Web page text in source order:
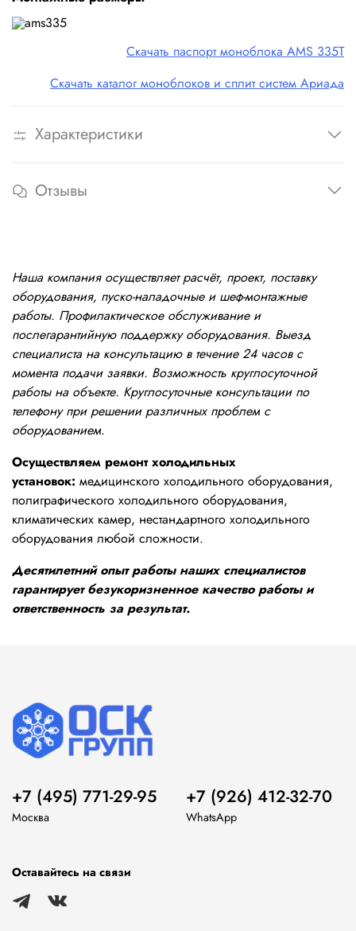
Скачать паспорт моноблока AMS 335T
Скачать каталог моноблоков и сплит систем Ариада
Характеристики
Отзывы
Наша компания осуществляет расчёт, проект, поставку
оборудования, пуско-наладочные и шеф-монтажные
работы. Профилактическое обслуживание и
послегарантийную поддержку оборудования. Выезд
специалиста на консультацию в течение 24 часов с
момента подачи заявки. Возможность круглосуточной
работы на объекте. Круглосуточные консультации по
телефону при решении различных проблем с
оборудованием.
Осуществляем ремонт холодильных
установок: медицинского холодильного оборудования,
полиграфического холодильного оборудования,
климатических камер, нестандартного холодильного
оборудования любой сложности.
Десятилетний опыт работы наших специалистов
гарантирует безукоризненное качество работы и
ответственность за результат.
+7 (495) 771-29-95
Москва
+7 (926) 412-32-70
WhatsApp
Оставайтесь на связи